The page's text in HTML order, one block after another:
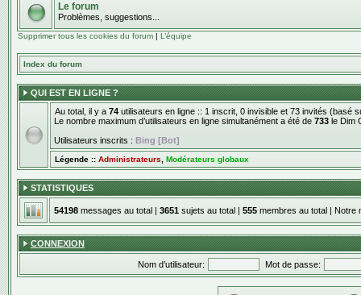
Le forum
Problèmes, suggestions...
Supprimer tous les cookies du forum | L’équipe
Index du forum
QUI EST EN LIGNE ?
Au total, il y a 74 utilisateurs en ligne :: 1 inscrit, 0 invisible et 73 invités (basé
Le nombre maximum d’utilisateurs en ligne simultanément a été de 733 le Dim
Utilisateurs inscrits : Bing [Bot]
Légende :: Administrateurs Modérateurs globaux
STATISTIQUES
54198 messages au total | 3651 sujets au total | 555 membres au total |
CONNEXION
Nom d’utilisateur: Mot de passe: